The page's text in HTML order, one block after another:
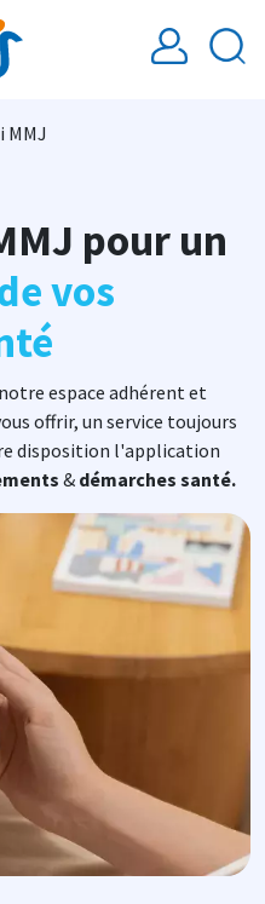
MMJ
pour un
vos
espace adhérent et
offrir, un service toujours
disposition l'application
& démarches santé.